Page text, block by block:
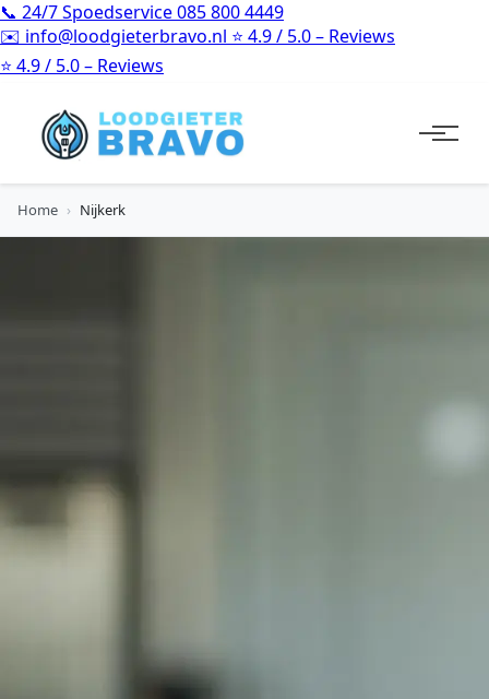
📞 24/7 Spoedservice085 800 4449
✉️ info@loodgieterbravo.nl ⭐ 4.9 / 5.0 – Reviews
⭐ 4.9 / 5.0 – Reviews
Home › Nijkerk